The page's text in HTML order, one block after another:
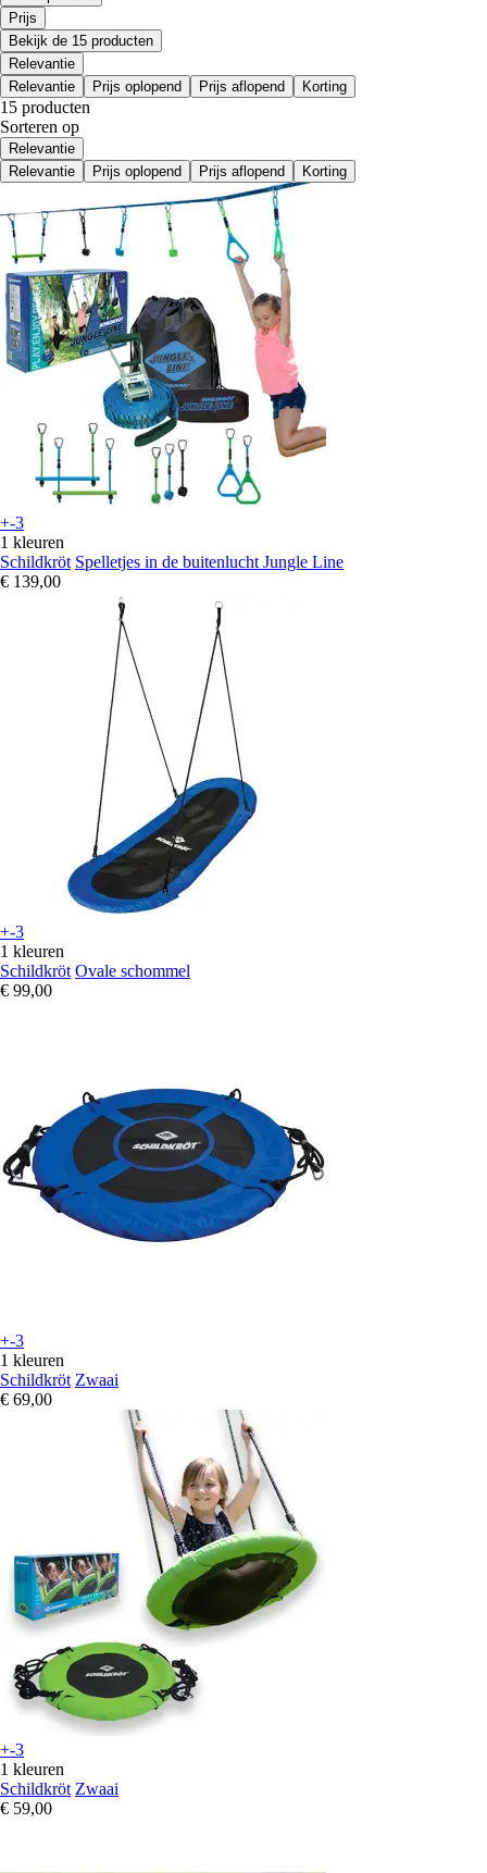
Prijs
Bekijk de 15 producten
Relevantie
Relevantie
Prijs oplopend Prijs aflopend Korting
15 producten
Sorteren op
Relevantie
Relevantie
Prijs oplopend Prijs aflopend Korting
+-3
1 kleuren
Schildkröt Spelletjes in de buitenlucht Jungle Line
€ 139,00
+-3
1 kleuren
Schildkröt Ovale schommel
€ 99,00
+-3
1 kleuren
Schildkröt Zwaai
€ 69,00
+-3
1 kleuren
Schildkröt Zwaai
€ 59,00